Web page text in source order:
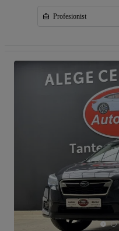
Profesionist